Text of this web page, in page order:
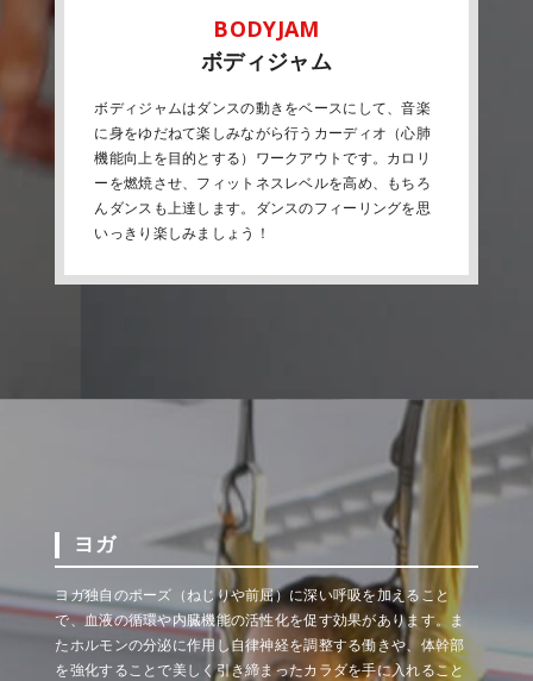
ボディジャム
ボディジャムはダンスの動きをベースにして、音楽
に身をゆだねて楽しみながら行うカーディオ（心肺
機能向上を目的とする）ワークアウトです。カロリ
ーを燃焼させ、フィットネスレベルを高め、もちろ
んダンスも上達します。ダンスのフィーリングを思
いっきり楽しみましょう！
ヨガ
ヨガ独自のポーズ（ねじりや前屈）に深い呼吸を加えること
で、血液の循環や内臓機能の活性化を促す効果があります。ま
たホルモンの分泌に作用し自律神経を調整する働きや、体幹部
を強化することで美しく引き締まったカラダを手に入れること